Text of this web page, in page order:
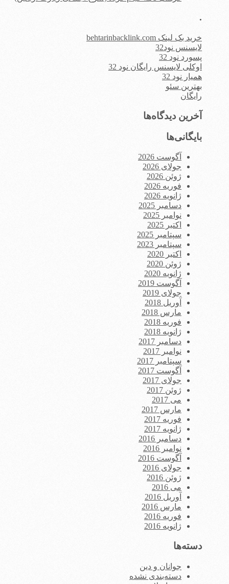
.
خرید بک لینک behtarinbacklink.com
لایسنس نود32
پسورد نود 32
اوکلی لایسنس رایگان نود 32
همیار نود 32
بهترین سئو
رایگان
آخرین دیدگاه‌ها
بایگانی‌ها
آگوست 2026
جولای 2026
ژوئن 2026
فوریه 2026
ژانویه 2026
دسامبر 2025
نوامبر 2025
اکتبر 2025
سپتامبر 2025
سپتامبر 2023
اکتبر 2020
ژوئن 2020
ژانویه 2020
آگوست 2019
جولای 2019
آوریل 2018
مارس 2018
فوریه 2018
ژانویه 2018
دسامبر 2017
نوامبر 2017
سپتامبر 2017
آگوست 2017
جولای 2017
ژوئن 2017
می 2017
مارس 2017
فوریه 2017
ژانویه 2017
دسامبر 2016
نوامبر 2016
آگوست 2016
جولای 2016
ژوئن 2016
می 2016
آوریل 2016
مارس 2016
فوریه 2016
ژانویه 2016
دسته‌ها
جوانان و دین
دسته‌بندی نشده